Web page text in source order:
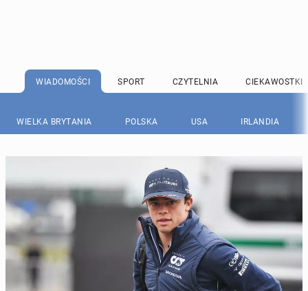
WIADOMOŚCI SPORT CZYTELNIA CIEKAWOSTKI
WIELKA BRYTANIA POLSKA USA IRLANDIA